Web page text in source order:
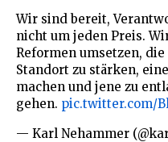
Wir sind bereit,
nicht um jeden Preis.
Reformen umsetzen,
Standort zu stärken,
machen und jene zu
gehen. pic.twitter.com/
— Karl Nehammer